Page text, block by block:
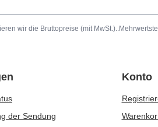
wir die Bruttopreise (mit MwSt.)..
der Sendung
Konto